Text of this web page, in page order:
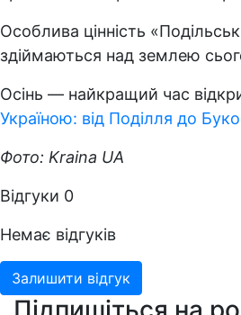
Особлива цінність
здіймаються над землею
Осінь — найкращий час
Україною: від Поділля до
Фото: Kraina UA
Відгуки 0
Немає відгуків
Залишити відгук